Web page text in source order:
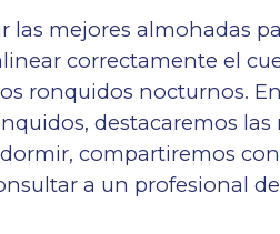
mejores almohadas
correctamente el
ronquidos nocturnos.
destacaremos las
compartiremos
a un profesional